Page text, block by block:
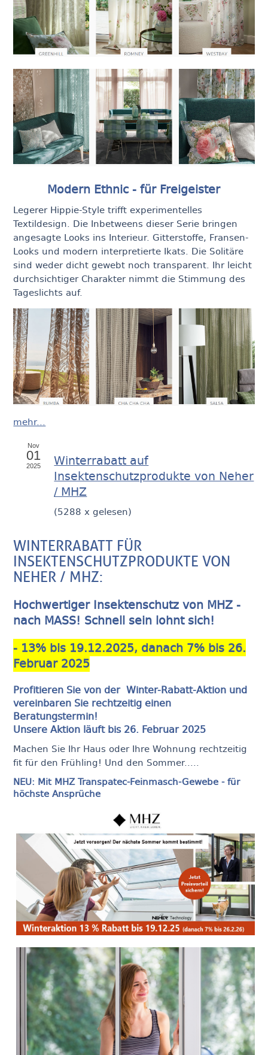
Modern Ethnic - für Freigeister
Legerer Hippie-Style trifft experimentelles
Textildesign. Die Inbetweens dieser Serie bringen
angesagte Looks ins Interieur. Gitterstoffe, Fransen-
Looks und modern interpretierte Ikats. Die Solitäre
sind weder dicht gewebt noch transparent. Ihr leicht
durchsichtiger Charakter nimmt die Stimmung des
Tageslichts auf.
mehr...
Winterrabatt auf
Insektenschutzprodukte von Neher
/ MHZ
(5288 x gelesen)
Nov
01
2025
WINTERRABATT FÜR
INSEKTENSCHUTZPRODUKTE VON
NEHER / MHZ:
Hochwertiger Insektenschutz von MHZ -
nach MASS! Schnell sein lohnt sich!
- 13% bis 19.12.2025, danach 7% bis 26.
Februar 2025
Profitieren Sie von der Winter-Rabatt-Aktion und
vereinbaren Sie rechtzeitig einen
Beratungstermin!
Unsere Aktion läuft bis 26. Februar 2025
Machen Sie Ihr Haus oder Ihre Wohnung rechtzeitig
fit für den Frühling! Und den Sommer.....
NEU: Mit MHZ Transpatec-Feinmasch-Gewebe - für
höchste Ansprüche